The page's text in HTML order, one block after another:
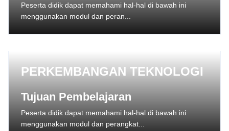
Peserta didik dapat memahami hal-hal di bawah ini
menggunakan modul dan peran...
PERKEMBANGAN TEKNOLOGI
Tujuan Pembelajaran
Peserta didik dapat memahami hal-hal di bawah ini
menggunakan modul dan perangkat...